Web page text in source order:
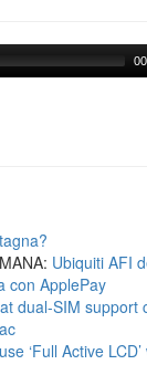
Ubiquiti AFI
con ApplePay
dual-SIM support
‘Full Active